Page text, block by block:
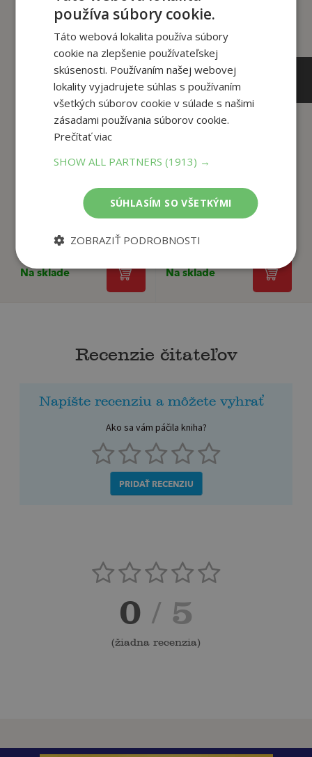
18
17,81 €
Služebníci temných
Martina Novotná
Na sklade
Kletba plaňanské
Martina Novotná
Na sklade
Recenzie čitateľov
Napíšte recenziu a môžete vyhrať
Ako sa vám páčila kniha?
PRIDAŤ RECENZIU
0 / 5
(žiadna recenzia)
používa súbory cookie.
Táto webová lokalita používa súbory
cookie na zlepšenie používateľskej
skúsenosti. Používaním našej webovej
lokality vyjadrujete súhlas s používaním
všetkých súborov cookie v súlade s našimi
zásadami používania súborov cookie.
Prečítať viac
SHOW ALL PARTNERS(1913) →
SÚHLASÍM SO VŠETKÝMI
ZOBRAZIŤ PODROBNOSTI